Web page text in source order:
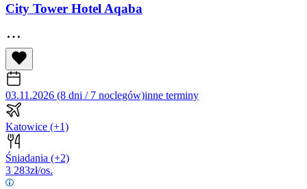
City Tower Hotel Aqaba
03.11.2026 (8 dni / 7 noclegów)inne terminy
Katowice (+1)
Śniadania (+2)
3 283zł/os.